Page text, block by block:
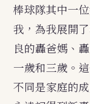
棒球隊其中一
我，為我展開
良的轟爸媽、
一歲和三歲。
不同是家庭的